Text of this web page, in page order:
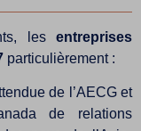
les entreprises
particulièrement :
de l’AECG et
de relations